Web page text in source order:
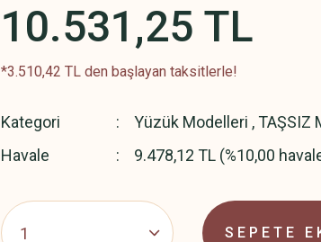
10.531,25 TL
*3.510,42 TL den başlayan taksitlerle!
Kategori Yüzük Modelleri ,TAŞSIZ
Havale
9.478,12 TL (%10,00
SEPETE